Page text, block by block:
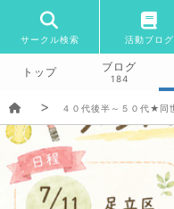
サークル検索 活動ブログ
トップ ブログ
184
４０代後半～５０代★同